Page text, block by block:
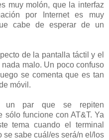
muy molón, que la interfaz
por Internet es muy
cabe de esperar de un
de la pantalla táctil y el
malo. Un poco confuso
se comenta que es tan
móvil.
un par que se repiten
sólo funcione con AT&T. Ya
tema cuando el terminal
se sabe cuál/es será/n el/los